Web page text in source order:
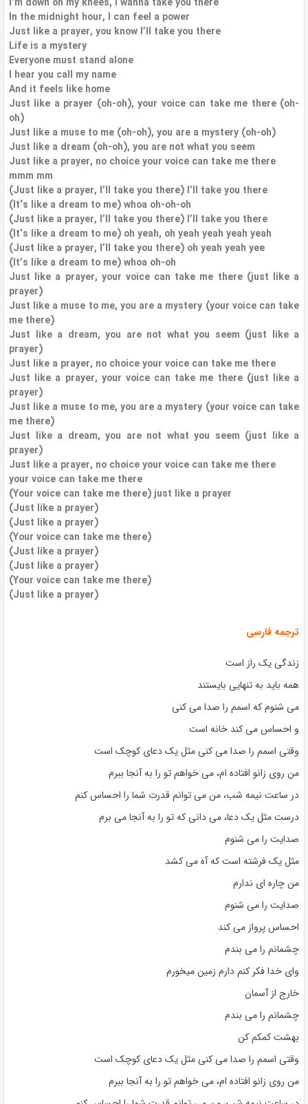
In the midnight hour, I can feel a power
Just like a prayer, you know I’ll take you there
Life is a mystery
Everyone must stand alone
I hear you call my name
And it feels like home
Just like a prayer (oh-oh), your voice can take me there (oh-
oh)
Just like a muse to me (oh-oh), you are a mystery (oh-oh)
Just like a dream (oh-oh), you are not what you seem
Just like a prayer, no choice your voice can take me there
mmm mm
(Just like a prayer, I’ll take you there) I’ll take you there
(It‘s like a dream to me) whoa oh-oh-oh
(Just like a prayer, I’ll take you there) I’ll take you there
(It‘s like a dream to me) oh yeah, oh yeah yeah yeah yeah
(Just like a prayer, I’ll take you there) oh yeah yeah yee
(It’s like a dream to me) whoa oh-oh
Just like a prayer, your voice can take me there (just like a
prayer)
Just like a muse to me, you are a mystery (your voice can take
me there)
Just like a dream, you are not what you seem (just like a
prayer)
Just like a prayer, no choice your voice can take me there
Just like a prayer, your voice can take me there (just like a
prayer)
Just like a muse to me, you are a mystery (your voice can take
me there)
Just like a dream, you are not what you seem (just like a
prayer)
Just like a prayer, no choice your voice can take me there
your voice can take me there
(Your voice can take me there) just like a prayer
(Just like a prayer)
(Just like a prayer)
(Your voice can take me there)
(Just like a prayer)
(Just like a prayer)
(Your voice can take me there)
(Just like a prayer)
ترجمه فارسی
زندگی یک راز است
همه باید به تنهایی بایستند
می شنوم که اسمم را صدا می کنی
و احساس می کند خانه است
وقتی اسمم را صدا می کنی مثل یک دعای کوچک است
من روی زانو افتاده ام، می خواهم تو را به آنجا ببرم
در ساعت نیمه شب، من می توانم قدرت شما را احساس کنم
درست مثل یک دعا، می دانی که تو را به آنجا می برم
صدایت را می شنوم
مثل یک فرشته است که آه می کشد
من چاره ای ندارم
صدایت را می شنوم
احساس پرواز می کند
چشمانم را می بندم
وای خدا فکر کنم دارم زمین میخورم
خارج از آسمان
چشمانم را می بندم
بهشت کمکم کن
وقتی اسمم را صدا می کنی مثل یک دعای کوچک است
من روی زانو افتاده ام، می خواهم تو را به آنجا ببرم